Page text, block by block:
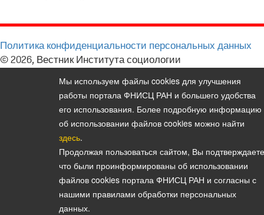
Политика конфиденциальности персональных данных
© 2026, Вестник Института социологии
Мы используем файлы cookies для улучшения
работы портала ФНИСЦ РАН и большего удобства
его использования. Более подробную информацию
об использовании файлов cookies можно найти
здесь.
Продолжая пользоваться сайтом, Вы
что были проинформированы об использовании
файлов cookies портала ФНИСЦ РАН и согласны с
нашими правилами обработки персональных
данных.